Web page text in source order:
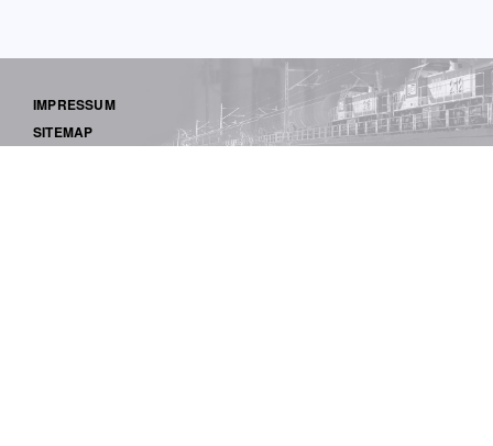
IMPRESSUM
SITEMAP